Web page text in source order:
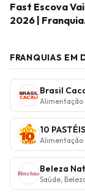
Fast Escova
2026 |
FRANQUIAS EM
Brasil
Alimentação
10 PASTÉIS
Alimentação
Beleza
Saúde,